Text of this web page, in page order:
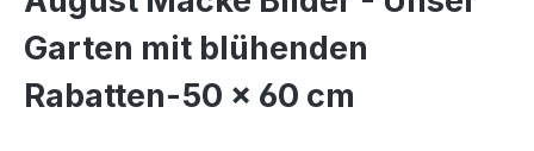
Garten mit blühenden
Rabatten-50 x 60 cm